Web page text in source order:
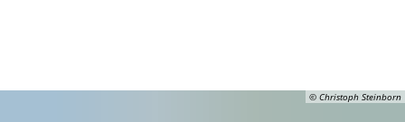
© Christoph Steinborn